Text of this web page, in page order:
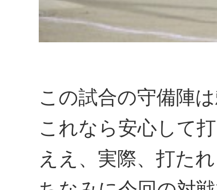
この試合の守備陣
これなら安心して
ええ、実際、打た